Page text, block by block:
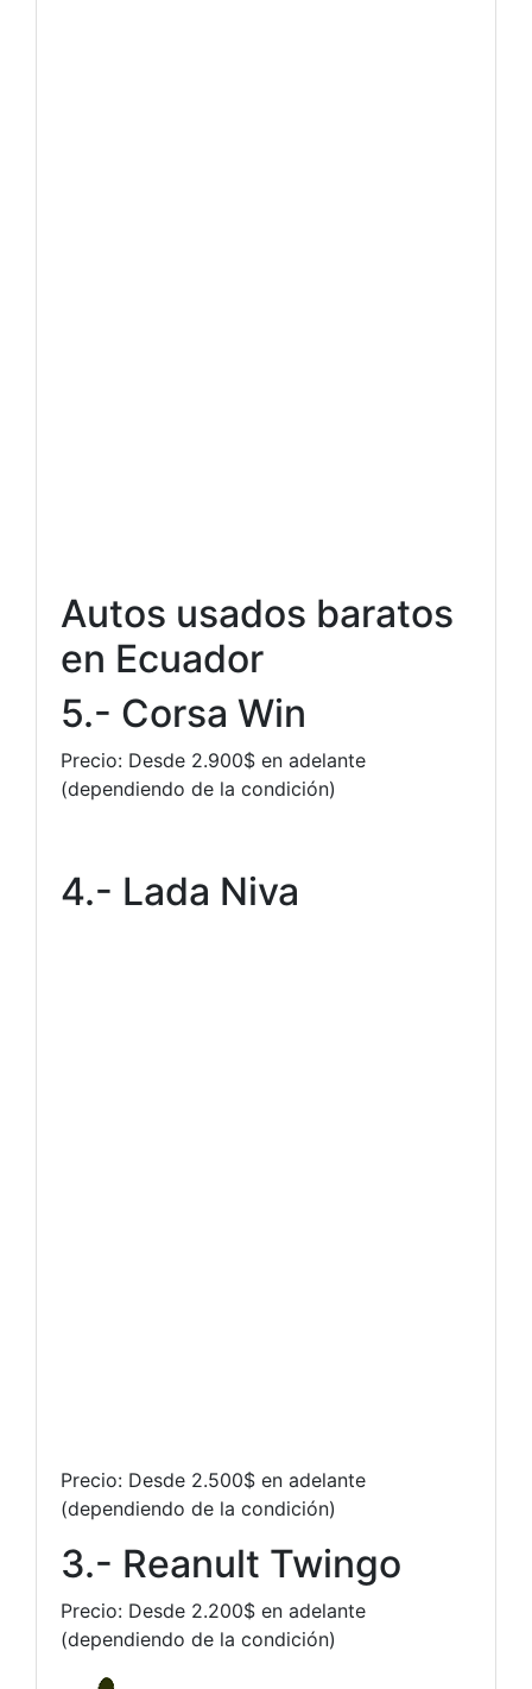
Autos usados baratos
en Ecuador
5.- Corsa Win
Precio: Desde 2.900$ en adelante
(dependiendo de la condición)
4.- Lada Niva
Precio: Desde 2.500$ en adelante
(dependiendo de la condición)
3.- Reanult Twingo
Precio: Desde 2.200$ en adelante
(dependiendo de la condición)